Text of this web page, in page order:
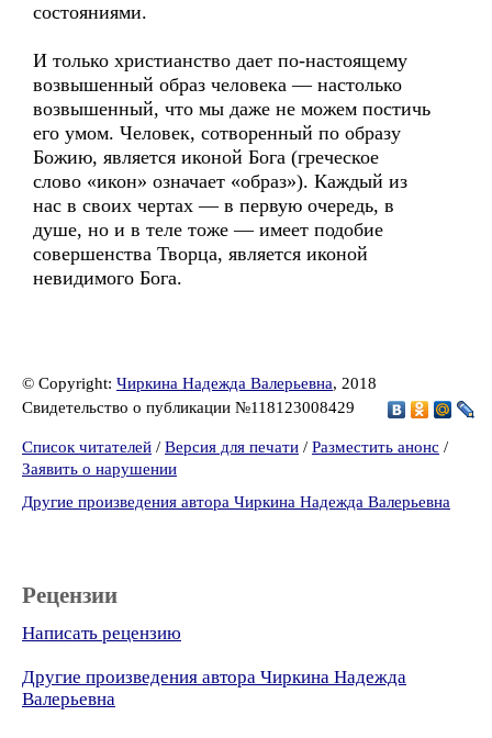
состояниями.
И только христианство дает по-настоящему
возвышенный образ человека — настолько
возвышенный, что мы даже не можем постичь
его умом. Человек, сотворенный по образу
Божию, является иконой Бога (греческое
слово «икон» означает «образ»). Каждый из
нас в своих чертах — в первую очередь, в
душе, но и в теле тоже — имеет подобие
совершенства Творца, является иконой
невидимого Бога.
© Copyright: Чиркина Надежда Валерьевна, 2018
Свидетельство о публикации №118123008429
Список читателей / Версия для печати / Разместить анонс /
Заявить о нарушении
Другие произведения автора Чиркина Надежда Валерьевна
Рецензии
Написать рецензию
Другие произведения автора Чиркина Надежда
Валерьевна